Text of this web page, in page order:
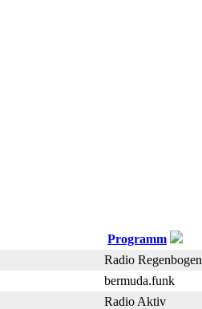
Programm
Radio Regenbogen
bermuda.funk
Radio Aktiv